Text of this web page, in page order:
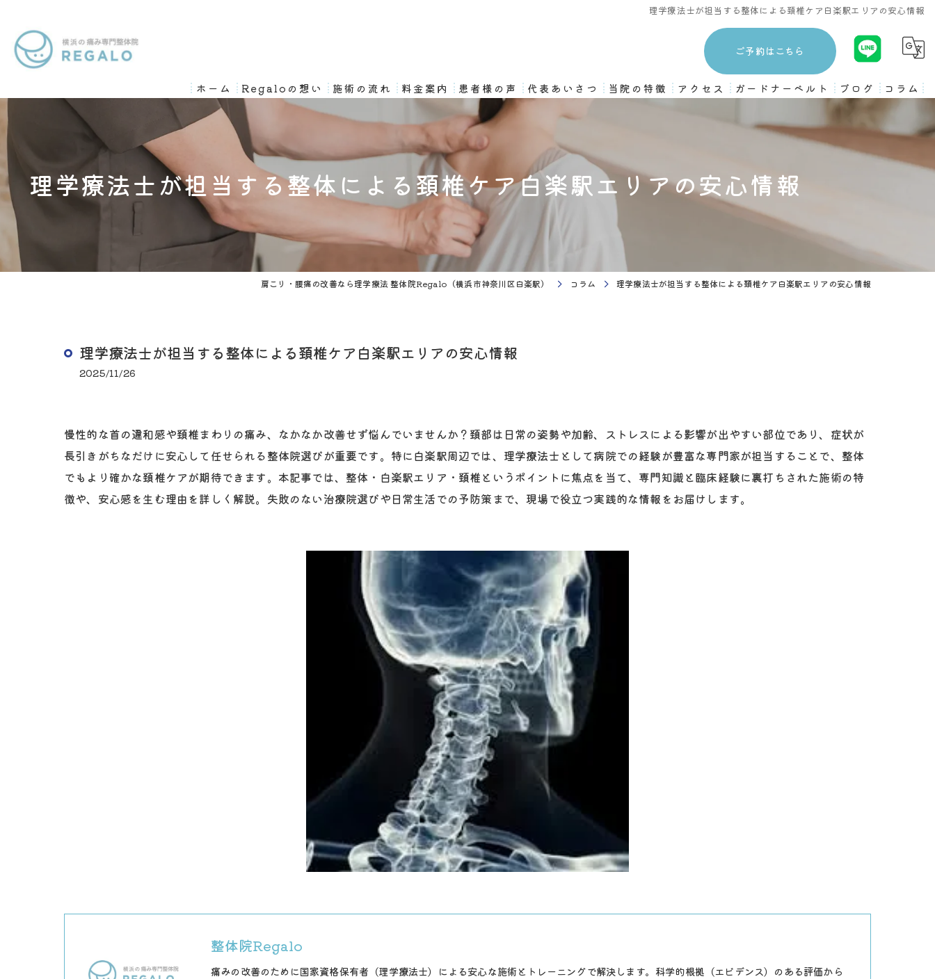
理学療法士が担当する整体による頚椎ケア白楽駅エリアの安心情報
ご予約はこちら
ホーム Regaloの想い 施術の流れ 料金案内 患者様の声 代表あいさつ 当院の特徴
姿勢矯正
ピラティス
トレーニング
アクセス ガードナーベルト ブログ コラム
理学療法士が担当する整体による頚椎ケア白楽駅エリアの安心情報
肩こり・腰痛の改善なら理学療法 整体院Regalo（横浜市神奈川区白楽駅） コラム 理学療法士が担当する整体による頚椎ケア白楽駅エリアの安心情報
理学療法士が担当する整体による頚椎ケア白楽駅エリアの安心情報
2025/11/26
慢性的な首の違和感や頚椎まわりの痛み、なかなか改善せず悩んでいませんか？頚部は日常の姿勢や加齢、ストレスによる影響が出やすい部位であり、症状が
長引きがちなだけに安心して任せられる整体院選びが重要です。特に白楽駅周辺では、理学療法士として病院での経験が豊富な専門家が担当することで、整体
でもより確かな頚椎ケアが期待できます。本記事では、整体・白楽駅エリア・頚椎というポイントに焦点を当て、専門知識と臨床経験に裏打ちされた施術の特
徴や、安心感を生む理由を詳しく解説。失敗のない治療院選びや日常生活での予防策まで、現場で役立つ実践的な情報をお届けします。
整体院Regalo
痛みの改善のために国家資格保有者（理学療法士）による安心な施術とトレーニングで解決します。科学的根拠（エビデンス）のある評価から